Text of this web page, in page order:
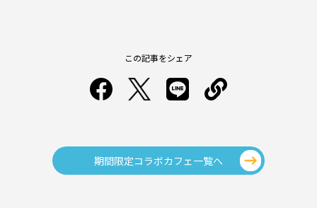
この記事をシェア
期間限定コラボカフェ一覧へ